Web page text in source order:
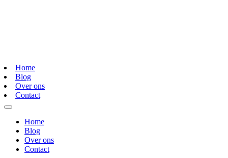
Home
Blog
Over ons
Contact
Home
Blog
Over ons
Contact